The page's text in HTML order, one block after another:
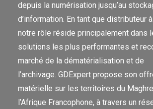
depuis la numérisation jusqu’au
d’information. En tant que distributeur
notre rôle réside principalement dans
solutions les plus performantes et
marché de la dématérialisation et de
l’archivage. GDExpert propose son
matérielle sur les territoires du
l’Afrique Francophone, à travers un